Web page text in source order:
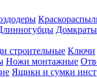
Домкраты
строительные Ключи
Ножи монтажные
Ящики и сумки